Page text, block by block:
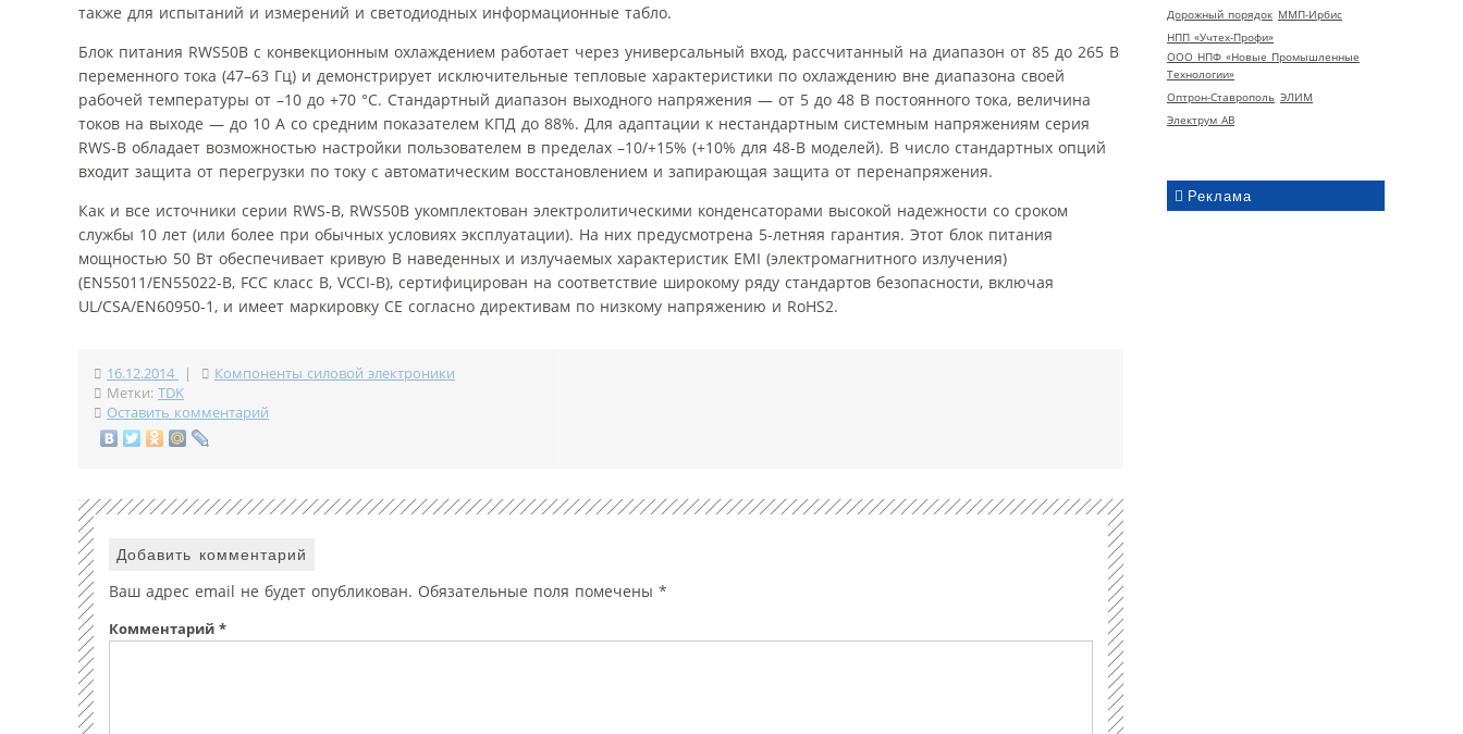
Дорожный порядок ММП-Ирбис
НПП «Учтех-Профи»
ООО НПФ «Новые Промышленные
Технологии»
Оптрон-Ставрополь ЭЛИМ
Электрум АВ
Реклама
также для испытаний и измерений и светодиодных информационные табло.
Блок питания RWS50B с конвекционным охлаждением работает через универсальный вход, рассчитанный на диапазон от 85 до 265 В
переменного тока (47–63 Гц) и демонстрирует исключительные тепловые характеристики по охлаждению вне диапазона своей
рабочей температуры от –10 до +70 °C. Стандартный диапазон выходного напряжения — от 5 до 48 В постоянного тока, величина
токов на выходе — до 10 A со средним показателем КПД до 88%. Для адаптации к нестандартным системным напряжениям серия
RWS-B обладает возможностью настройки пользователем в пределах –10/+15% (+10% для 48-В моделей). В число стандартных опций
входит защита от перегрузки по току с автоматическим восстановлением и запирающая защита от перенапряжения.
Как и все источники серии RWS-B, RWS50B укомплектован электролитическими конденсаторами высокой надежности со сроком
службы 10 лет (или более при обычных условиях эксплуатации). На них предусмотрена 5-летняя гарантия. Этот блок питания
мощностью 50 Вт обеспечивает кривую B наведенных и излучаемых характеристик EMI (электромагнитного излучения)
(EN55011/EN55022-B, FCC класс B, VCCI-B), сертифицирован на соответствие широкому ряду стандартов безопасности, включая
UL/CSA/EN60950-1, и имеет маркировку CE согласно директивам по низкому напряжению и RoHS2.
16.12.2014 |
Компоненты силовой электроники
Метки: TDK
Оставить комментарий
Добавить комментарий
Ваш адрес email не будет опубликован. Обязательные поля помечены *
Комментарий *